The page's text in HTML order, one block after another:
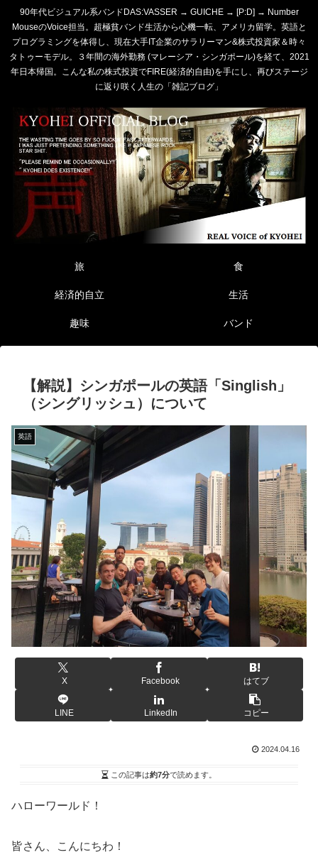
90年代ビジュアル系バンドDAS:VASSER → GUICHE → [P:D] → Number
MouseのVoice担当。超極貧バンド生活から心機一転、アメリカ留学。英語と
プログラミングを体得し、現在大手IT企業のサラリーマン&株式投資家＆時々
タトゥーモデル。３年間の海外勤務 (マレーシア・シンガポール)を経て、2021
年日本帰国。こんな私の株式投資でFIRE(経済的自由)を手にし、再びステージ
に返り咲く人生の「雑記ブログ」
旅 食
経済的自立 生活
趣味 バンド
【解説】シンガポールの英語「Singlish」
（シングリッシュ）について
英語
X Facebook はてブ
LINE LinkedIn コピー
2024.04.16
この記事は約7分で読めます。
ハローワールド！
皆さん、こんにちわ！